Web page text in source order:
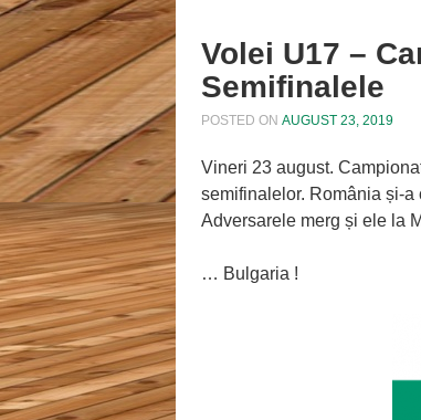
Volei U17 –
Semifinalele
POSTED ON AUGUST 23, 2019
Vineri 23 august.
semifinalelor. România și-
Adversarele merg și ele la
… Bulgaria !